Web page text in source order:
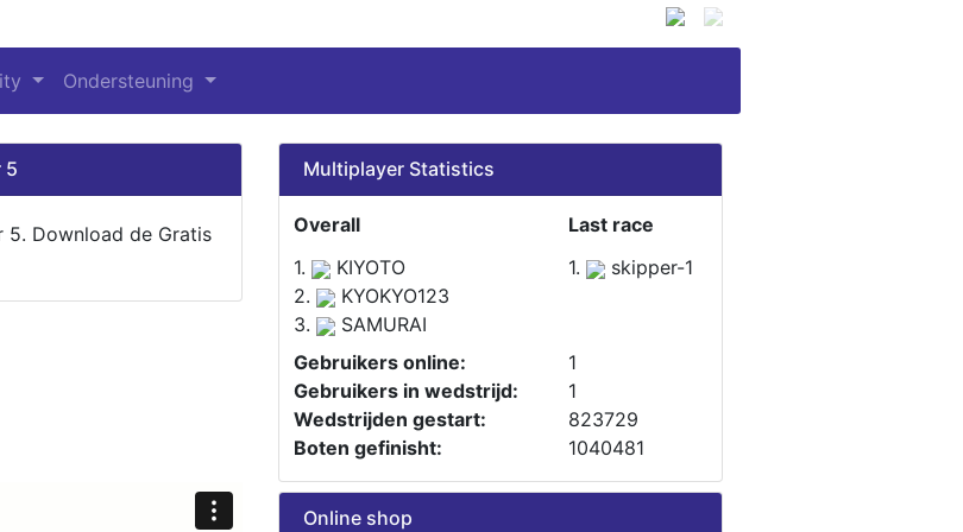
Ondersteuning
5
5. Download de Gratis
Multiplayer Statistics
Overall
Last race
1.
KIYOTO 1.
skipper-1
2.
KYOKYO123
3.
SAMURAI
Gebruikers online:
1
Gebruikers in wedstrijd:
1
Wedstrijden gestart:
823729
Boten gefinisht:
1040481
Online shop